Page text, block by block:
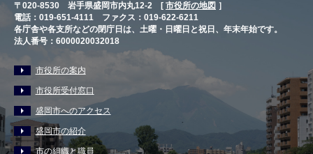
〒020-8530 岩手県盛岡市内丸12-2 [ 市役所の地図 ］
電話：019-651-4111 ファクス：019-622-6211
各庁舎や各支所などの閉庁日は、土曜・日曜日と祝日、年末年始です。
法人番号：6000020032018
市役所の案内
市役所受付窓口
盛岡市へのアクセス
盛岡市の紹介
市の組織と職員